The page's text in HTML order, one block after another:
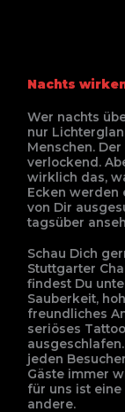
Nachts
Wer nachts
nur
Menschen.
verlockend.
wirklich das,
Ecken werden
von Dir
tagsüber
Schau Dich
Stuttgarter
findest Du
Sauberkeit,
freundliches
seriöses
jeden
Gäste immer
für uns ist
andere.